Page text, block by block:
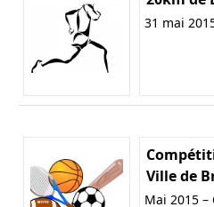
31 mai
Ville de
Mai 2015 –